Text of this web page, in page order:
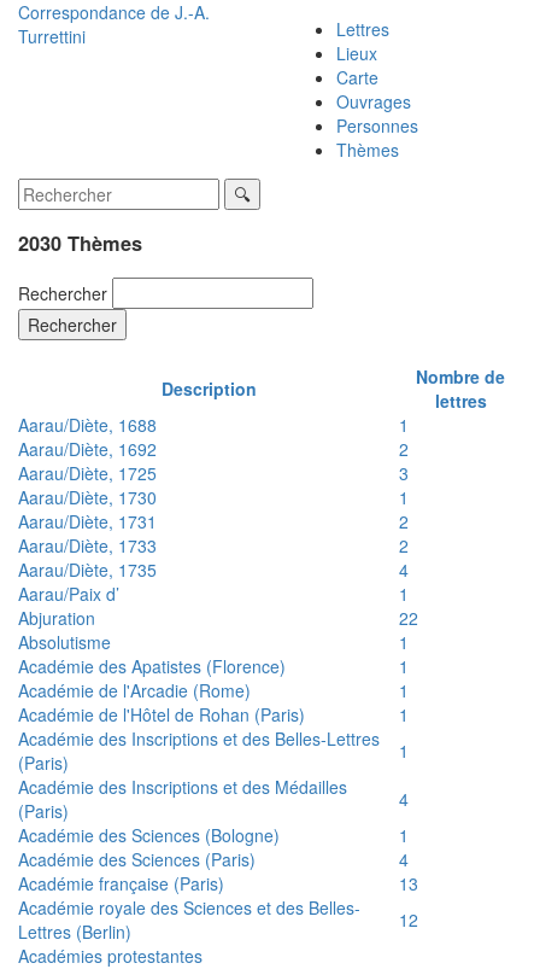
Correspondance de J.-A.
Turrettini
Lettres
Lieux
Carte
Ouvrages
Personnes
Thèmes
2030 Thèmes
Rechercher
Rechercher
Description
Nombre de
lettres
Aarau/Diète, 1688
1
Aarau/Diète, 1692
2
Aarau/Diète, 1725
3
Aarau/Diète, 1730
1
Aarau/Diète, 1731
2
Aarau/Diète, 1733
2
Aarau/Diète, 1735
4
Aarau/Paix d’
1
Abjuration
22
Absolutisme
1
Académie des Apatistes (Florence)
1
Académie de l'Arcadie (Rome)
1
Académie de l'Hôtel de Rohan (Paris)
1
Académie des Inscriptions et des Belles-Lettres
(Paris)
1
Académie des Inscriptions et des Médailles
(Paris)
4
Académie des Sciences (Bologne)
1
Académie des Sciences (Paris)
4
Académie française (Paris)
13
Académie royale des Sciences et des Belles-
Lettres (Berlin)
12
Académies protestantes